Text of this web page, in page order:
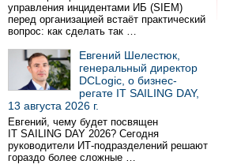
управления инцидентами ИБ (SIEM)
перед организацией встаёт практический
вопрос: как сделать так …
Евгений Шелестюк,
генеральный директор
DCLogic, о бизнес-
регате IT SAILING DAY,
13 августа 2026 г.
Евгений, чему будет посвящен
IT SAILING DAY 2026? Сегодня
руководители ИТ-подразделений решают
гораздо более сложные …